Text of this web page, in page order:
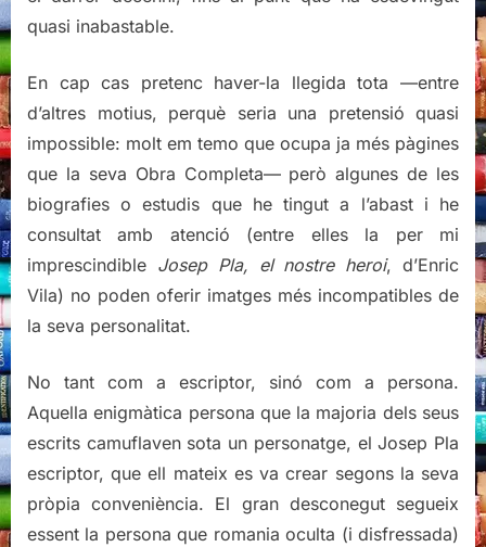
quasi inabastable.
En cap cas pretenc haver-la llegida tota —entre
d’altres motius, perquè seria una pretensió quasi
impossible: molt em temo que ocupa ja més pàgines
que la seva Obra Completa— però algunes de les
biografies o estudis que he tingut a l’abast i he
consultat amb atenció (entre elles la per mi
imprescindible Josep Pla, el nostre heroi, d’Enric
Vila) no poden oferir imatges més incompatibles de
la seva personalitat.
No tant com a escriptor, sinó com a persona.
Aquella enigmàtica persona que la majoria dels seus
escrits camuflaven sota un personatge, el Josep Pla
escriptor, que ell mateix es va crear segons la seva
pròpia conveniència. El gran desconegut segueix
essent la persona que romania oculta (i disfressada)